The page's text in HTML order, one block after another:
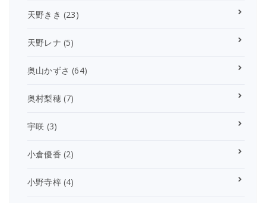
天野きき (23)
天野レナ (5)
奥山かずさ (64)
奥村梨穂(7)
宇咲 (3)
小倉優香 (2)
小野寺梓(4)